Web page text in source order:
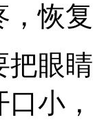
恢
眼
小